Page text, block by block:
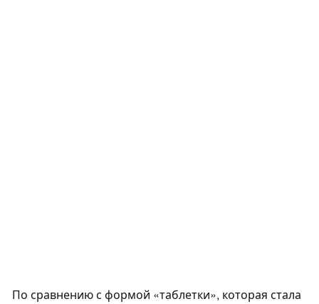
По сравнению с формой «таблетки», которая стала